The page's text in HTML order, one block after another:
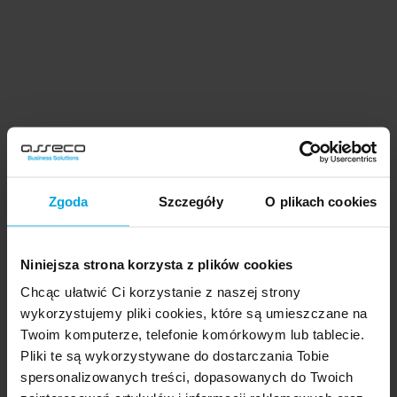
Zgoda Szczegóły O plikach cookies
Niniejsza strona korzysta z plików cookies
Chcąc ułatwić Ci korzystanie z naszej strony
wykorzystujemy pliki cookies, które są umieszczane na
Twoim komputerze, telefonie komórkowym lub tablecie.
Pliki te są wykorzystywane do dostarczania Tobie
spersonalizowanych treści, dopasowanych do Twoich
Umów się na prezentację rozwiązań